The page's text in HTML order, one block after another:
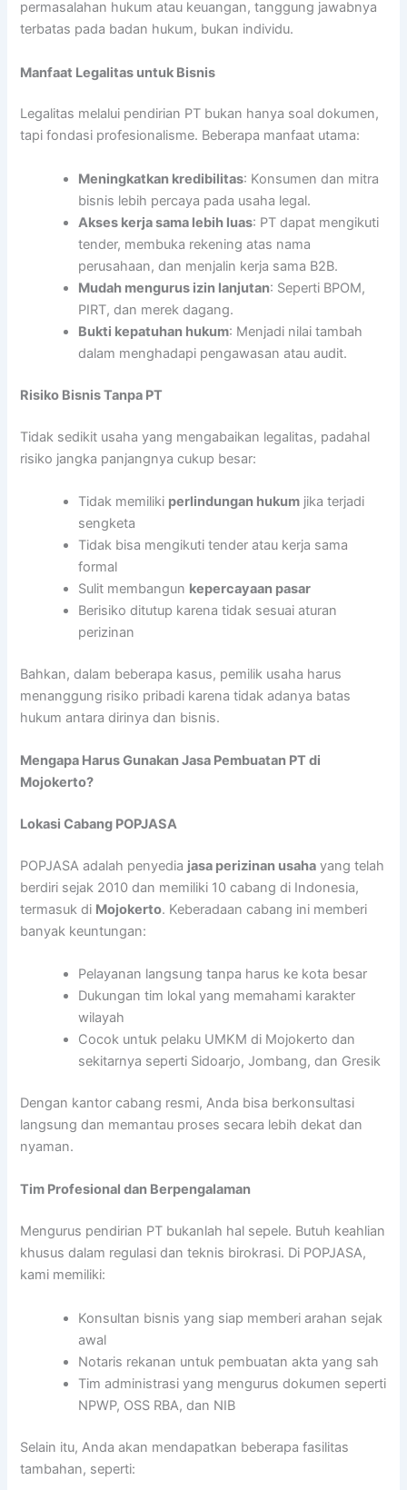
permasalahan hukum atau keuangan, tanggung jawabnya
terbatas pada badan hukum, bukan individu.
Manfaat Legalitas untuk Bisnis
Legalitas melalui pendirian PT bukan hanya soal dokumen,
tapi fondasi profesionalisme. Beberapa manfaat utama:
Meningkatkan kredibilitas: Konsumen dan mitra
bisnis lebih percaya pada usaha legal.
Akses kerja sama lebih luas: PT dapat mengikuti
tender, membuka rekening atas nama
perusahaan, dan menjalin kerja sama B2B.
Mudah mengurus izin lanjutan: Seperti BPOM,
PIRT, dan merek dagang.
Bukti kepatuhan hukum: Menjadi nilai tambah
dalam menghadapi pengawasan atau audit.
Risiko Bisnis Tanpa PT
Tidak sedikit usaha yang mengabaikan legalitas, padahal
risiko jangka panjangnya cukup besar:
Tidak memiliki perlindungan hukum jika terjadi
sengketa
Tidak bisa mengikuti tender atau kerja sama
formal
Sulit membangun kepercayaan pasar
Berisiko ditutup karena tidak sesuai aturan
perizinan
Bahkan, dalam beberapa kasus, pemilik usaha harus
menanggung risiko pribadi karena tidak adanya batas
hukum antara dirinya dan bisnis.
Mengapa Harus Gunakan Jasa Pembuatan PT di
Mojokerto?
Lokasi Cabang POPJASA
POPJASA adalah penyedia jasa perizinan usaha yang telah
berdiri sejak 2010 dan memiliki 10 cabang di Indonesia,
termasuk di Mojokerto. Keberadaan cabang ini memberi
banyak keuntungan:
Pelayanan langsung tanpa harus ke kota besar
Dukungan tim lokal yang memahami karakter
wilayah
Cocok untuk pelaku UMKM di Mojokerto dan
sekitarnya seperti Sidoarjo, Jombang, dan Gresik
Dengan kantor cabang resmi, Anda bisa berkonsultasi
langsung dan memantau proses secara lebih dekat dan
nyaman.
Tim Profesional dan Berpengalaman
Mengurus pendirian PT bukanlah hal sepele. Butuh keahlian
khusus dalam regulasi dan teknis birokrasi. Di POPJASA,
kami memiliki:
Konsultan bisnis yang siap memberi arahan sejak
awal
Notaris rekanan untuk pembuatan akta yang sah
Tim administrasi yang mengurus dokumen seperti
NPWP, OSS RBA, dan NIB
Selain itu, Anda akan mendapatkan beberapa fasilitas
tambahan, seperti: